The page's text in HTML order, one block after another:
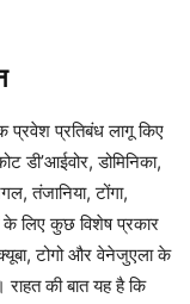
प्रतिबंध लागू किए
डी’आईवोर, डोमिनिका,
तंजानिया, टोंगा,
के लिए कुछ विशेष प्रकार
टोगो और वेनेजुएला के
की बात यह है कि